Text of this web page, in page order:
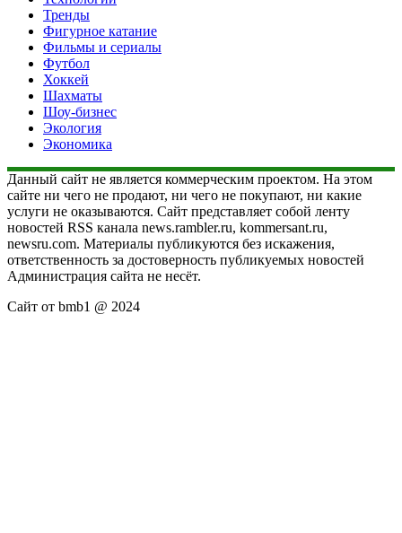
Тренды
Фигурное катание
Фильмы и сериалы
Футбол
Хоккей
Шахматы
Шоу-бизнес
Экология
Экономика
Данный сайт не является коммерческим проектом. На этом
сайте ни чего не продают, ни чего не покупают, ни какие
услуги не оказываются. Сайт представляет собой ленту
новостей RSS канала news.rambler.ru, kommersant.ru,
newsru.com. Материалы публикуются без искажения,
ответственность за достоверность публикуемых новостей
Администрация сайта не несёт.
Сайт от bmb1 @ 2024